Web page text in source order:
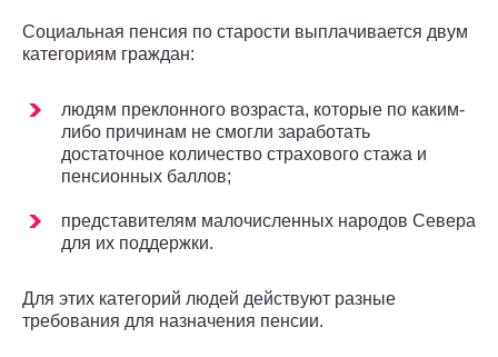
Социальная пенсия по старости выплачивается двум
категориям граждан:
людям преклонного возраста, которые по каким-
либо причинам не смогли заработать
достаточное количество страхового стажа и
пенсионных баллов;
представителям малочисленных народов Севера
для их поддержки.
Для этих категорий людей действуют разные
требования для назначения пенсии.